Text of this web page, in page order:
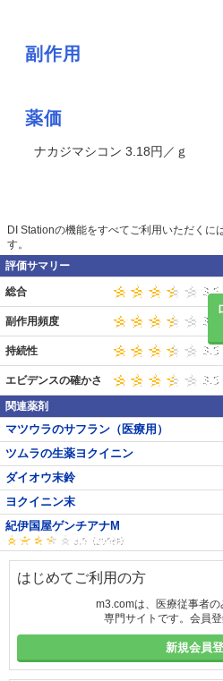
副作用
薬価
ナカジマシコン 3.18円／ｇ
DI Stationの機能をすべてご利用いただくには
す。
評価サマリー
総合
副作用頻度
持続性
エビデンスの確かさ
関連薬剤
マツウラのサフラン（医療用）
ツムラの生薬ヨクイニン
ダイオウ末鈴
ヨクイニン末
紀伊国屋ゲンチアナM
はじめてご利用の方
m3.comは、医療従事者
専門サイトです。会員登
新規会員